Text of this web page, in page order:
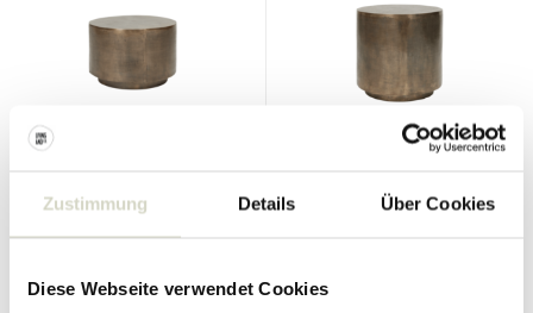
Zustimmung Details Über Cookies
Diese Webseite verwendet Cookies
Rota Couchtisch - H35cm
Rota Couchtisch - H50cm
560.00 €